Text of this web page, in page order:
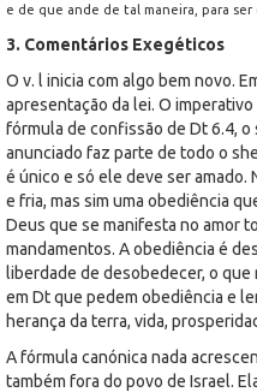
e de que ande de tal maneira, para
3. Comentários Exegéticos
O v. l inicia com algo bem novo.
apresentação da lei. O
fórmula de confissão de Dt 6.4, o
anunciado faz parte de todo o
é único e só ele deve ser amado.
e fria, mas sim uma obediência
Deus que se manifesta no amor
mandamentos. A obediência é
liberdade de desobedecer, o
em Dt que pedem obediência e
herança da terra, vida,
A fórmula canónica nada
também fora do povo de Israel.